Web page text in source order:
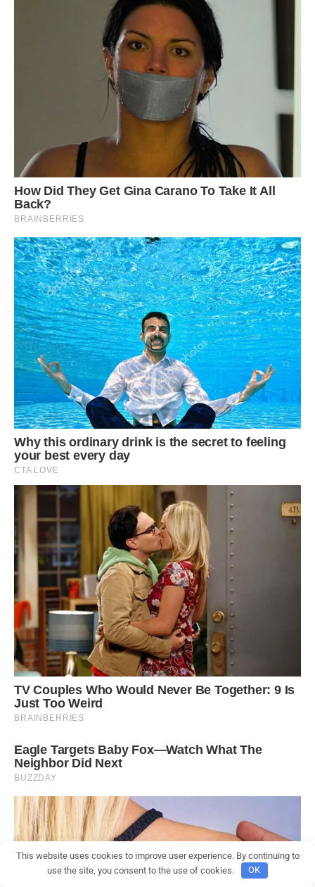
This website uses cookies to improve user experience. By continuing to
use the site, you consent to the use of cookies.
OK